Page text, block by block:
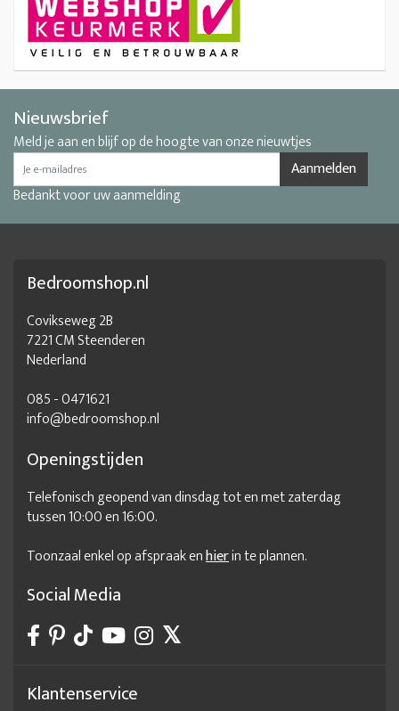
Nieuwsbrief
Meld je aan en blijf op de hoogte van onze nieuwtjes
Aanmelden
Bedankt voor uw aanmelding
Bedroomshop.nl
Covikseweg 2B
7221 CM Steenderen
Nederland
085 - 0471621
info@bedroomshop.nl
Openingstijden
Telefonisch geopend van dinsdag tot en met zaterdag
tussen 10:00 en 16:00.
Toonzaal enkel op afspraak enhierin te plannen.
Social Media
Klantenservice